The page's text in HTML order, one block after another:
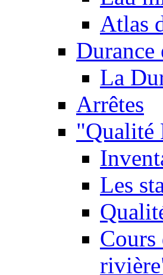
Atlas
Durance
La
Arrêtes
"Qualité
Les